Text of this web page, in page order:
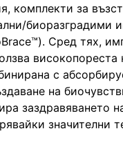
комплекти за
биоразградими
Сред тях,
високопореста
с
на
заздравяването
значителни